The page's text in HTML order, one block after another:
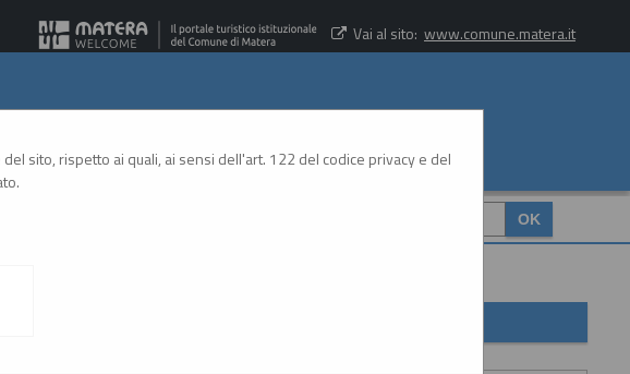
Vai al sito: www.comune.matera.it
sito, rispetto ai quali, ai sensi dell'art. 122 del codice privacy e del